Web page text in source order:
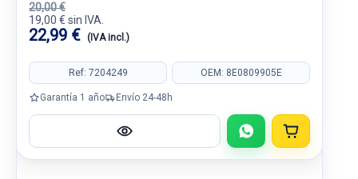
20,00 €
19,00 € sin IVA.
22,99 € (IVA incl.)
Ref: 7204249 OEM: 8E0809905E
Garantía 1 año Envío 24-48h